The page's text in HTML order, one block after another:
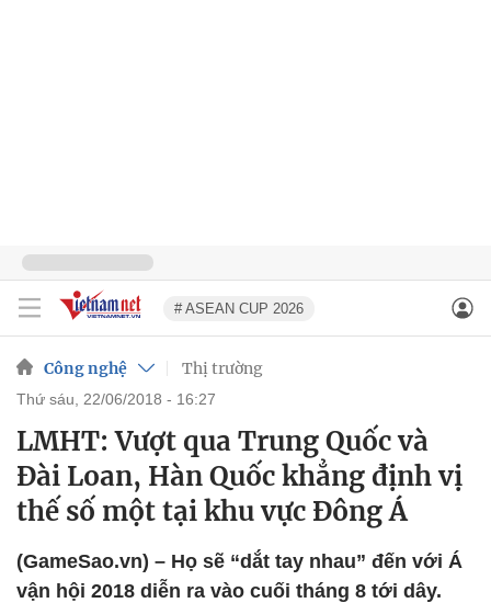
# ASEAN CUP 2026
Công nghệ Thị trường
thứ sáu, 22/06/2018 - 16:27
LMHT: Vượt qua Trung Quốc và
Đài Loan, Hàn Quốc khẳng định vị
thế số một tại khu vực Đông Á
(GameSao.vn) – Họ sẽ “dắt tay nhau” đến với Á
vận hội 2018 diễn ra vào cuối tháng 8 tới dây.